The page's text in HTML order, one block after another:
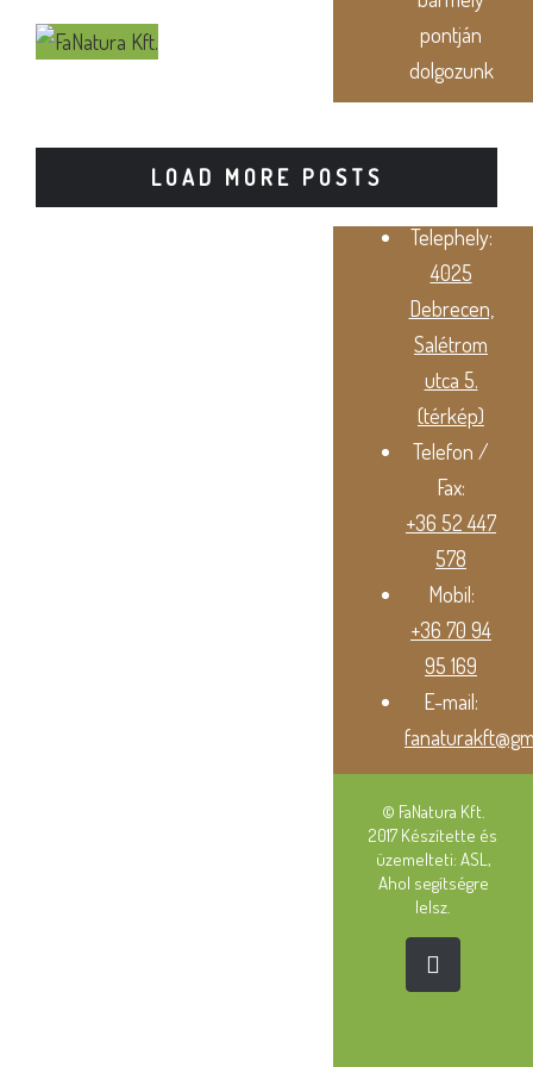
LOAD MORE POSTS
pontján
dolgozunk
Kft.
Telephely:
4025
Debrecen,
Salétrom
utca 5.
(térkép)
Telefon /
Fax:
+36 52 447
578
Mobil:
+36 70 94
95 169
E-mail:
© FaNatura Kft.
2017 Készítette és
üzemelteti: ASL,
Ahol segítségre
lelsz.